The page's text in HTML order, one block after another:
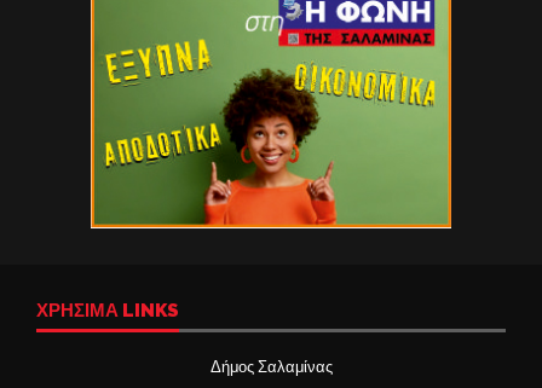
ΧΡΉΣΙΜΑ LINKS
Δήμος Σαλαμίνας